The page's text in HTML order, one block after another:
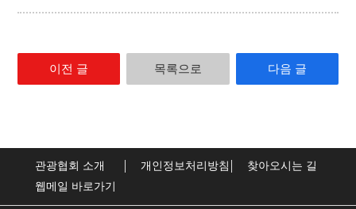
이전 글 목록으로 다음 글
관광협회 소개 개인정보처리방침
찾아오시는 길
웹메일 바로가기